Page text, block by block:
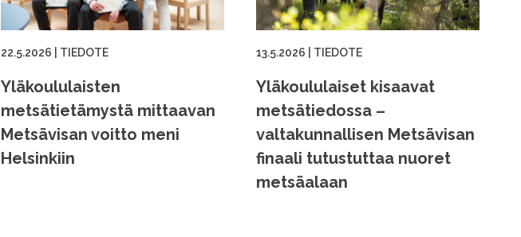
22.5.2026 TIEDOTE
Yläkoululaisten
metsätietämystä mittaavan
Metsävisan voitto meni
Helsinkiin
13.5.2026 TIEDOTE
Yläkoululaiset kisaavat
metsätiedossa –
valtakunnallisen Metsävisan
finaali tutustuttaa nuoret
metsäalaan